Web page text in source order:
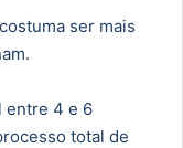
costuma ser mais
entre 4 e 6
total de